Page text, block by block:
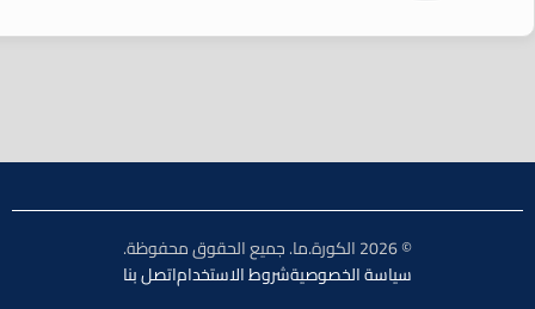
سياسة الخصوصيةشروط الاستخداماتصل بنا